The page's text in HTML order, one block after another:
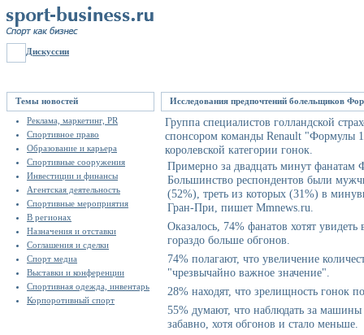
Дискуссии
Темы новостей
Реклама, маркетинг, PR
Спортивное право
Образование и карьера
Спортивные сооружения
Инвестиции и финансы
Агентская деятельность
Спортивные мероприятия
В регионах
Назначения и отставки
Соглашения и сделки
Спорт медиа
Выставки и конференции
Спортивная одежда, инвентарь
Корпоротивный спорт
Исследования предпочтений болельщиков
Группа специалистов голландской
спонсором команды Renault "Формулы
королевской категории гонок.
Примерно за двадцать минут фанатам
Большинство респондентов были
(52%), треть из которых (31%) в
Гран-При, пишет Mmnews.ru.
Оказалось, 74% фанатов хотят
гораздо больше обгонов.
74% полагают, что увеличение
"чрезвычайно важное значение".
28% находят, что зрелищность гонок
55% думают, что наблюдать за
забавно, хотя обгонов и стало меньше.